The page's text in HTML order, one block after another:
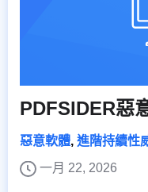
PDFSIDER惡
惡意軟體, 進階持續性
一月 22, 2026